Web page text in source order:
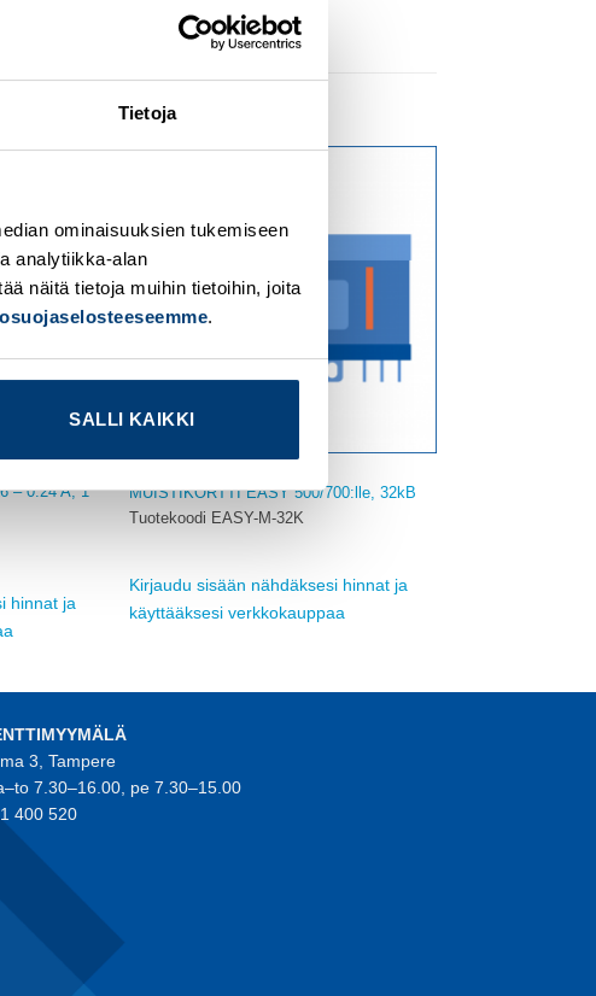
Tietoja
ominaisuuksien tukemiseen
analytiikka-alan
näitä tietoja muihin tietoihin, joita
.
SALLI KAIKKI
wishlist
– 0.24 A, 1
hinnat ja
MUISTIKORTTI EASY 500/700:lle, 32kB
Tuotekoodi EASY-M-32K
Kirjaudu sisään nähdäksesi hinnat ja
käyttääksesi verkkokauppaa
3, Tampere
7.30–16.00, pe 7.30–15.00
400 520